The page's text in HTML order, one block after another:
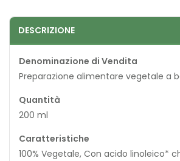
DESCRIZIONE
Denominazione di Vendita
Preparazione alimentare vegetale a
Quantità
200 ml
Caratteristiche
100% Vegetale, Con acido linoleico*